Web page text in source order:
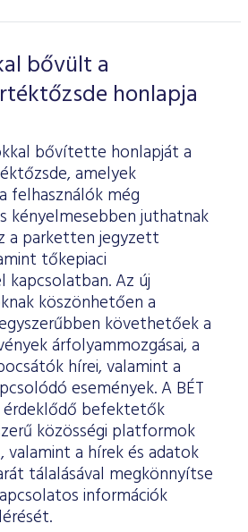
bővült a
honlapja
bővítette honlapját a
amelyek
felhasználók még
kényelmesebben juthatnak
a parketten jegyzett
tőkepiaci
kapcsolatban. Az új
köszönhetően a
követhetőek a
árfolyammozgásai, a
hírei, valamint a
események. A BÉT
érdeklődő befektetők
közösségi platformok
valamint a hírek és adatok
tálalásával megkönnyítse
információk